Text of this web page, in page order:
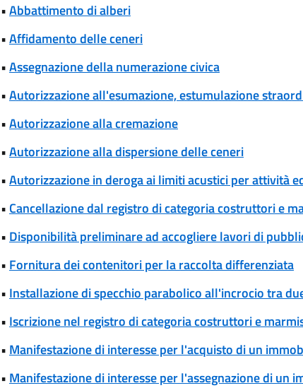
•Abbattimento di alberi
•Affidamento delle ceneri
•Assegnazione della numerazione civica
•Autorizzazione all'esumazione, estumulazione
•Autorizzazione alla cremazione
•Autorizzazione alla dispersione delle ceneri
•Autorizzazione in deroga ai limiti acustici per attività
• Cancellazione dal registro di categoria costruttori e
• Disponibilità preliminare ad accogliere lavori di
• Fornitura dei contenitori per la raccolta differenziata
• Installazione di specchio parabolico all'incrocio tra
• Iscrizione nel registro di categoria costruttori e
• Manifestazione di interesse per l'acquisto di un
• Manifestazione di interesse per l'assegnazione di un